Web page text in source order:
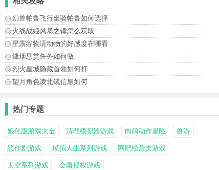
幻兽帕鲁飞行坐骑帕鲁如何选择
火线战姬风暴之锤怎么获取
星露谷物语动物的好感度在哪看
烽烟悬赏任务如何做
烈火皇城隐藏首领如何打
望月角色凌北镜信息如何
热门专题
娘化版游戏大全 清理模拟器游戏 肉鸽动作冒险 兽游
恶作剧游戏 模拟人生系列游戏 网吧经营类游戏
太空系列游戏 金庸授权游戏